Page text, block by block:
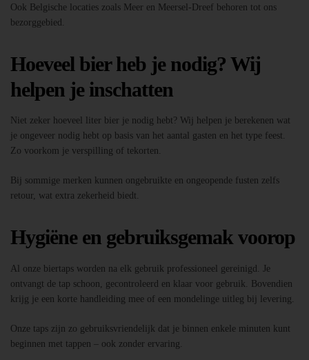
Ook Belgische locaties zoals Meer en Meersel-Dreef behoren tot ons
bezorggebied.
Hoeveel bier heb je nodig? Wij
helpen je inschatten
Niet zeker hoeveel liter bier je nodig hebt? Wij helpen je berekenen wat
je ongeveer nodig hebt op basis van het aantal gasten en het type feest.
Zo voorkom je verspilling of tekorten.
Bij sommige merken kunnen ongebruikte en ongeopende fusten zelfs
retour, wat extra zekerheid biedt.
Hygiëne en gebruiksgemak voorop
Al onze biertaps worden na elk gebruik professioneel gereinigd. Je
ontvangt de tap schoon, gecontroleerd en klaar voor gebruik. Bovendien
krijg je een korte handleiding mee of een mondelinge uitleg bij levering.
Onze taps zijn zo gebruiksvriendelijk dat je binnen enkele minuten kunt
beginnen met tappen – ook zonder ervaring.